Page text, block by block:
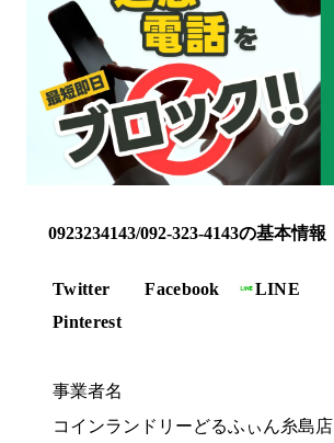
0923234143/092-323-4143の基本情報
Twitter Facebook LINE
Pinterest
事業者名
コインランドリーどるふぃん糸島店